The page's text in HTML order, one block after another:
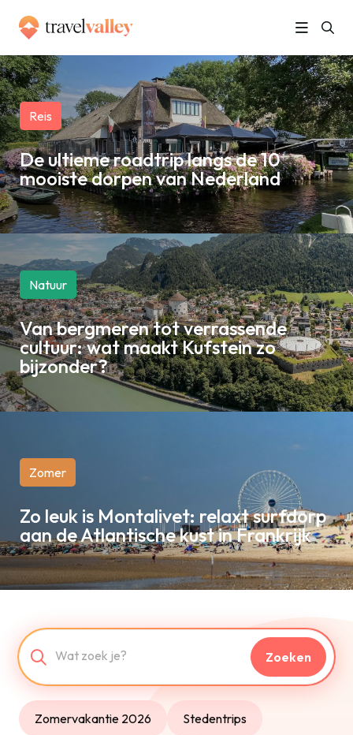
Reis
De ultieme roadtrip langs de 10
mooiste dorpen van Nederland
Natuur
Van bergmeren tot verrassende
cultuur: wat maakt Kufstein zo
bijzonder?
Zomer
Zo leuk is Montalivet: relaxt surfdorp
aan de Atlantische kust in Frankrijk
Zoeken
Zomervakantie 2026 Stedentrips